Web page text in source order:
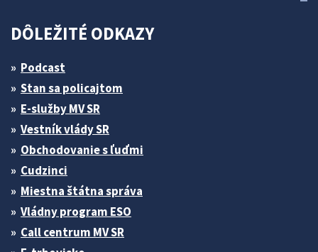
DÔLEŽITÉ ODKAZY
Podcast
Stan sa policajtom
E-služby MV SR
Vestník vlády SR
Obchodovanie s ľuďmi
Cudzinci
Miestna štátna správa
Vládny program ESO
Call centrum MV SR